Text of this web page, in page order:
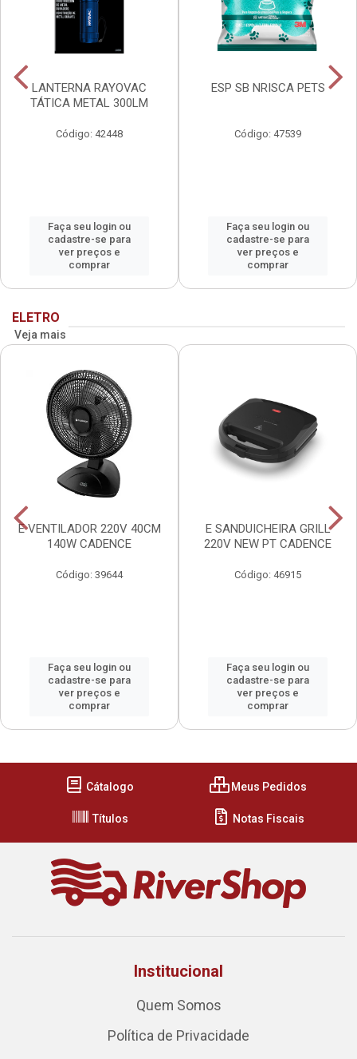
LANTERNA RAYOVAC
TÁTICA METAL 300LM
Código: 42448
Faça seu login ou
cadastre-se para
ver preços e
comprar
ESP SB NRISCA PETS
Código: 47539
Faça seu login ou
cadastre-se para
ver preços e
comprar
ELETRO
Veja mais
E VENTILADOR 220V 40CM
140W CADENCE
Código: 39644
Faça seu login ou
cadastre-se para
ver preços e
comprar
E SANDUICHEIRA GRILL
220V NEW PT CADENCE
Código: 46915
Faça seu login ou
cadastre-se para
ver preços e
comprar
Cátalogo Meus Pedidos
Títulos Notas Fiscais
Institucional
Quem Somos
Política de Privacidade